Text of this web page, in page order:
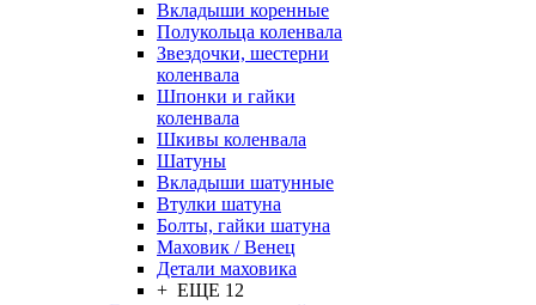
Вкладыши коренные
Полукольца коленвала
Звездочки, шестерни
коленвала
Шпонки и гайки
коленвала
Шкивы коленвала
Шатуны
Вкладыши шатунные
Втулки шатуна
Болты, гайки шатуна
Маховик / Венец
Детали маховика
+ ЕЩЕ 12